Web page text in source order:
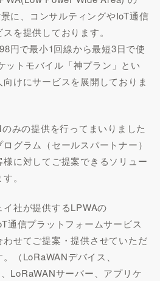
に、コンサルティングやIoT通信
スを提供しております。
円で最小1回線から最短3日で使
ットモバイル「神プラン」とい
けにサービスを展開しておりま
みの提供を行ってまいりました
グラム（セールスパートナー）
に対してご提案できるソリュー
。
社が提供するLPWAの
通信プラットフォームサービス
せてご提案・提供させていただ
（LoRaWANデバイス、
LoRaWANサーバー、アプリケ